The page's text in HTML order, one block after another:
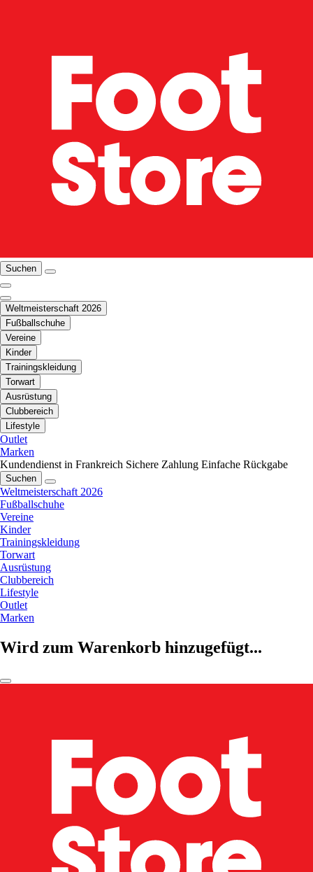
Suchen
Weltmeisterschaft 2026
Fußballschuhe
Vereine
Kinder
Trainingskleidung
Torwart
Ausrüstung
Clubbereich
Lifestyle
Outlet
Marken
Kundendienst in Frankreich Sichere Zahlung Einfache Rückgabe
Suchen
Weltmeisterschaft 2026
Fußballschuhe
Vereine
Kinder
Trainingskleidung
Torwart
Ausrüstung
Clubbereich
Lifestyle
Outlet
Marken
Wird zum Warenkorb hinzugefügt...